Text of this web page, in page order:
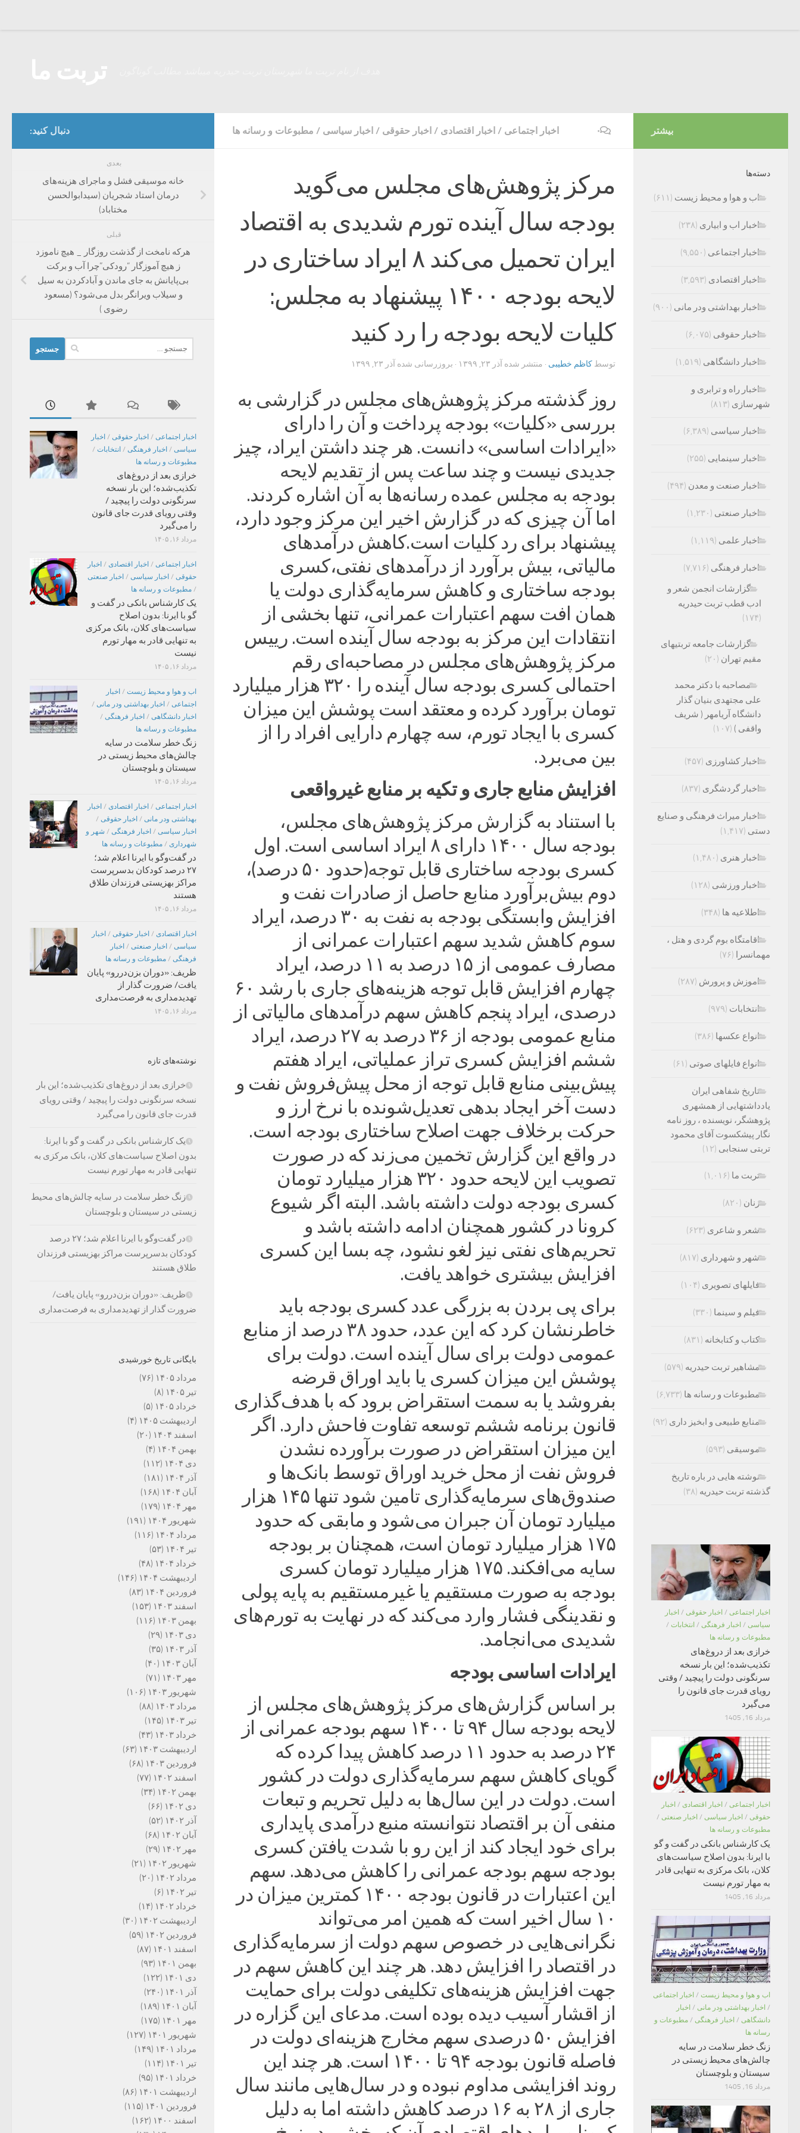
اخبار اجتماعی / اخبار اقتصادی / اخبار حقوقی / اخبار سیاسی / مطبوعات و رسانه ها ۰
مرکز پژوهش‌های مجلس می‌گوید
بودجه سال آینده تورم شدیدی به اقتصاد
ایران تحمیل می‌کند ۸ ایراد ساختاری در
لایحه بودجه ۱۴۰۰ پیشنهاد به مجلس:
کلیات لایحه بودجه را رد کنید
توسط کاظم خطیبی · منتشر شده آذر ۲۳, ۱۳۹۹ · بروزرسانی شده آذر ۲۳, ۱۳۹۹
روز گذشته مرکز پژوهش‌های مجلس در گزارشی به
بررسی «کلیات» بودجه پرداخت و آن را دارای
«ایرادات اساسی» دانست. هر چند داشتن ایراد، چیز
جدیدی نیست و چند ساعت پس از تقدیم لایحه
بودجه به مجلس عمده رسانه‌ها به آن اشاره کردند.
اما آن چیزی که در گزارش اخیر این مرکز وجود دارد،
پیشنهاد برای رد کلیات است.کاهش درآمدهای
مالیاتی، بیش برآورد از درآمدهای نفتی،کسری
بودجه ساختاری و کاهش سرمایه‌گذاری دولت یا
همان افت سهم اعتبارات عمرانی، تنها بخشی از
انتقادات این مرکز به بودجه سال آینده است. رییس
مرکز پژوهش‌های مجلس در مصاحبه‌ای رقم
احتمالی کسری بودجه سال آینده را ۳۲۰ هزار میلیارد
تومان برآورد کرده و معتقد است پوشش این میزان
کسری با ایجاد تورم، سه چهارم دارایی افراد را از
بین می‌برد.
افزایش منابع جاری و تکیه بر منابع غیرواقعی
با استناد به گزارش مرکز پژوهش‌های مجلس،
بودجه سال ۱۴۰۰ دارای ۸ ایراد اساسی است. اول
کسری بودجه ساختاری قابل توجه(حدود ۵۰ درصد)،
دوم بیش‌برآورد منابع حاصل از صادرات نفت و
افزایش وابستگی بودجه به نفت به ۳۰ درصد، ایراد
سوم کاهش شدید سهم اعتبارات عمرانی از
مصارف عمومی از ۱۵ درصد به ۱۱ درصد، ایراد
چهارم افزایش قابل توجه هزینه‌های جاری با رشد ۶۰
درصدی، ایراد پنجم کاهش سهم درآمدهای مالیاتی از
منابع عمومی بودجه از ۳۶ درصد به ۲۷ درصد، ایراد
ششم افزایش کسری تراز عملیاتی، ایراد هفتم
پیش‌بینی منابع قابل توجه از محل پیش‌فروش نفت و
دست آخر ایجاد بدهی تعدیل‌شونده با نرخ ارز و
حرکت برخلاف جهت اصلاح ساختاری بودجه است.
در واقع این گزارش تخمین می‌زند که در صورت
تصویب این لایحه حدود ۳۲۰ هزار میلیارد تومان
کسری بودجه دولت داشته باشد. البته اگر شیوع
کرونا در کشور همچنان ادامه داشته باشد و
تحریم‌های نفتی نیز لغو نشود، چه بسا این کسری
افزایش بیشتری خواهد یافت.
برای پی بردن به بزرگی عدد کسری بودجه باید
خاطرنشان کرد که این عدد، حدود ۳۸ درصد از منابع
عمومی دولت برای سال آینده است. دولت برای
پوشش این میزان کسری یا باید اوراق قرضه
بفروشد یا به سمت استقراض برود که با هدف‌گذاری
قانون برنامه ششم توسعه تفاوت فاحش دارد. اگر
این میزان استقراض در صورت برآورده نشدن
فروش نفت از محل خرید اوراق توسط بانک‌ها و
صندوق‌های سرمایه‌گذاری تامین شود تنها ۱۴۵ هزار
میلیارد تومان آن جبران می‌شود و مابقی که حدود
۱۷۵ هزار میلیارد تومان است، همچنان بر بودجه
سایه می‌افکند. ۱۷۵ هزار میلیارد تومان کسری
بودجه به صورت مستقیم یا غیرمستقیم به پایه پولی
و نقدینگی فشار وارد می‌کند که در نهایت به تورم‌های
شدیدی می‌انجامد.
ایرادات اساسی بودجه
بر اساس گزارش‌های مرکز پژوهش‌های مجلس از
لایحه بودجه سال ۹۴ تا ۱۴۰۰ سهم بودجه عمرانی از
۲۴ درصد به حدود ۱۱ درصد کاهش پیدا کرده که
گویای کاهش سهم سرمایه‌گذاری دولت در کشور
است. دولت در این سال‌ها به دلیل تحریم و تبعات
منفی آن بر اقتصاد نتوانسته منبع درآمدی پایداری
برای خود ایجاد کند از این رو با شدت یافتن کسری
بودجه سهم بودجه عمرانی را کاهش می‌دهد. سهم
این اعتبارات در قانون بودجه ۱۴۰۰ کمترین میزان در
۱۰ سال اخیر است که همین امر می‌تواند
نگرانی‌هایی در خصوص سهم دولت از سرمایه‌گذاری
در اقتصاد را افزایش دهد. هر چند این کاهش سهم در
جهت افزایش هزینه‌های تکلیفی دولت برای حمایت
از اقشار آسیب دیده بوده است. مدعای این گزاره در
افزایش ۵۰ درصدی سهم مخارج هزینه‌ای دولت در
فاصله قانون بودجه ۹۴ تا ۱۴۰۰ است. هر چند این
روند افزایشی مداوم نبوده و در سال‌هایی مانند سال
جاری از ۲۸ به ۱۶ درصد کاهش داشته اما به دلیل
دنبال کنید:
بعدی
خانه موسیقی فشل و ماجرای هزینه‌های
درمان استاد شجریان (سیدابوالحسن
مختاباد)
قبلی
هرکه نامخت از ‌‌گذشت روزگار _ هیچ ناموزد
ز هیچ آموزگار “رودکی”چرا آب و برکت
بی‌پایانش به جای ماندن و آبادکردن به سیل
و سیلاب ویرانگر بدل می‌شود؟ (مسعود
رضوی )
برای:
اخبار اجتماعی / اخبار حقوقی / اخبار
سیاسی / اخبار فرهنگی / انتخابات /
مطبوعات و رسانه ها
خرازی بعد از دروغ‌های
تکذیب‌شده؛ این بار نسخه
سرنگونی دولت را پیچید /
وقتی رویای قدرت جای قانون
را می‌گیرد
مرداد ۱۶, ۱۴۰۵
اخبار اجتماعی / اخبار اقتصادی / اخبار
حقوقی / اخبار سیاسی / اخبار صنعتی
/ مطبوعات و رسانه ها
یک کارشناس بانکی در گفت و
گو با ایرنا: بدون اصلاح
سیاست‌های کلان، بانک مرکزی
به تنهایی قادر به مهار تورم
نیست
مرداد ۱۶, ۱۴۰۵
اب و هوا و محیط زیست / اخبار
اجتماعی / اخبار بهداشتی ودر مانی /
اخبار دانشگاهی / اخبار فرهنگی /
مطبوعات و رسانه ها
زنگ خطر سلامت در سایه
چالش‌های محیط زیستی در
سیستان و بلوچستان
مرداد ۱۶, ۱۴۰۵
اخبار اجتماعی / اخبار اقتصادی / اخبار
بهداشتی ودر مانی / اخبار حقوقی /
اخبار سیاسی / اخبار فرهنگی / شهر و
شهرداری / مطبوعات و رسانه ها
در گفت‌وگو با ایرنا اعلام شد؛
۲۷ درصد کودکان بدسرپرست
مراکز بهزیستی فرزندان طلاق
هستند
مرداد ۱۶, ۱۴۰۵
اخبار اقتصادی / اخبار حقوقی / اخبار
سیاسی / اخبار صنعتی / اخبار
فرهنگی / مطبوعات و رسانه ها
ظریف: «دوران بزن‌دررو» پایان
یافت/ ضرورت گذار از
تهدیدمداری به فرصت‌مداری
مرداد ۱۶, ۱۴۰۵
نوشته‌های تازه
خرازی بعد از دروغ‌های تکذیب‌شده؛ این بار
نسخه سرنگونی دولت را پیچید / وقتی رویای
قدرت جای قانون را می‌گیرد
یک کارشناس بانکی در گفت و گو با ایرنا:
بدون اصلاح سیاست‌های کلان، بانک مرکزی به
تنهایی قادر به مهار تورم نیست
زنگ خطر سلامت در سایه چالش‌های محیط
زیستی در سیستان و بلوچستان
در گفت‌وگو با ایرنا اعلام شد؛ ۲۷ درصد
کودکان بدسرپرست مراکز بهزیستی فرزندان
طلاق هستند
ظریف: «دوران بزن‌دررو» پایان یافت/
ضرورت گذار از تهدیدمداری به فرصت‌مداری
بایگانی تاریخ خورشیدی
مرداد ۱۴۰۵
(۷۶)
تیر ۱۴۰۵
(۸)
خرداد ۱۴۰۵
(۵)
اردیبهشت ۱۴۰۵
(۴)
اسفند ۱۴۰۴
(۲۰)
بهمن ۱۴۰۴
(۴)
دی ۱۴۰۴
(۱۱۲)
آذر ۱۴۰۴
(۱۸۱)
آبان ۱۴۰۴
(۱۶۸)
مهر ۱۴۰۴
(۱۷۹)
شهریور ۱۴۰۴
(۱۹۱)
مرداد ۱۴۰۴
(۱۱۶)
تیر ۱۴۰۴
(۵۳)
خرداد ۱۴۰۴
(۴۸)
اردیبهشت ۱۴۰۴
(۱۴۶)
فروردین ۱۴۰۴
(۸۳)
اسفند ۱۴۰۳
(۱۵۳)
بهمن ۱۴۰۳
(۱۱۶)
دی ۱۴۰۳
(۲۹)
آذر ۱۴۰۳
(۳۵)
آبان ۱۴۰۳
(۴۰)
مهر ۱۴۰۳
(۷۱)
شهریور ۱۴۰۳
(۱۰۶)
مرداد ۱۴۰۳
(۸۸)
تیر ۱۴۰۳
(۱۴۵)
خرداد ۱۴۰۳
(۴۳)
اردیبهشت ۱۴۰۳
(۶۳)
فروردین ۱۴۰۳
(۶۸)
اسفند ۱۴۰۲
(۷۷)
بهمن ۱۴۰۲
(۳۴)
دی ۱۴۰۲
(۶۶)
آذر ۱۴۰۲
(۵۲)
آبان ۱۴۰۲
(۶۸)
مهر ۱۴۰۲
(۲۹)
شهریور ۱۴۰۲
(۲۱)
مرداد ۱۴۰۲
(۲۰)
تیر ۱۴۰۲
(۶)
خرداد ۱۴۰۲
(۱۴)
اردیبهشت ۱۴۰۲
(۳۰)
فروردین ۱۴۰۲
(۵۹)
اسفند ۱۴۰۱
(۸۷)
بهمن ۱۴۰۱
(۹۳)
دی ۱۴۰۱
(۱۲۲)
آذر ۱۴۰۱
(۲۴۰)
آبان ۱۴۰۱
(۱۸۹)
مهر ۱۴۰۱
(۱۷۵)
شهریور ۱۴۰۱
(۱۲۷)
مرداد ۱۴۰۱
(۱۴۹)
تیر ۱۴۰۱
(۱۱۴)
خرداد ۱۴۰۱
(۹۵)
اردیبهشت ۱۴۰۱
(۸۶)
فروردین ۱۴۰۱
(۱۱۵)
اسفند ۱۴۰۰
(۱۶۲)
بیشتر
دسته‌ها
اب و هوا و محیط زیست (۶۱۱)
اخبار اب و ابیاری (۲۳۸)
اخبار اجتماعی (۹,۵۵۰)
اخبار اقتصادی (۳,۵۹۳)
اخبار بهداشتی ودر مانی (۹۰۰)
اخبار حقوقی (۶,۰۷۵)
اخبار دانشگاهی (۱,۵۱۹)
اخبار راه و ترابری و
شهرسازی (۸۱۳)
اخبار سیاسی (۶,۳۸۹)
اخبار سینمایی (۲۵۵)
اخبار صنعت و معدن (۴۹۴)
اخبار صنعتی (۱,۲۳۰)
اخبار علمی (۱,۱۱۹)
اخبار فرهنگی (۷,۷۱۶)
گزارشات انجمن شعر و
ادب قطب تربت حیدریه
(۱۷۴)
گزارشات جامعه تربتیهای
مقیم تهران (۲۰)
مصاحبه با دکتر محمد
علی مجتهدی بنیان گذار
دانشگاه آریامهر ( شریف
واقفی ) (۱۰۷)
اخبار کشاورزی (۴۵۷)
اخبار گردشگری (۸۳۷)
اخبار میراث فرهنگی و صنایع
دستی (۱,۴۱۷)
اخبار هنری (۱,۴۸۰)
اخبار ورزشی (۱۲۸)
اطلاعیه ها (۳۴۸)
اقامتگاه بوم گردی و هتل ،
مهمانسرا (۷۶)
اموزش و پرورش (۲۸۷)
انتخابات (۹۷۹)
انواع عکسها (۳۸۶)
انواع فایلهای صوتی (۶۱)
تاریخ شفاهی ایران
یادداشتهایی از همشهری
پژوهشگر، نویسنده ، روز نامه
نگار پیشکسوت آقای محمود
تربتی سنجابی (۱۲)
تربت ما (۱,۰۱۶)
زنان (۸۲۰)
شعر و شاعری (۶۲۳)
شهر و شهرداری (۸۱۷)
فایلهای تصویری (۱۰۴)
فیلم و سینما (۳۳۰)
کتاب و کتابخانه (۸۳۱)
مشاهیر تربت حیدریه (۵۷۹)
مطبوعات و رسانه ها (۶,۷۳۳)
منابع طبیعی و ابخیز داری (۹۲)
موسیقی (۵۹۳)
نوشته هایی در باره تاریخ
گذشته تربت حیدریه (۳۸)
اخبار اجتماعی / اخبار حقوقی / اخبار
سیاسی / اخبار فرهنگی / انتخابات /
مطبوعات و رسانه ها
خرازی بعد از دروغ‌های
تکذیب‌شده؛ این بار نسخه
سرنگونی دولت را پیچید / وقتی
رویای قدرت جای قانون را
می‌گیرد
مرداد 16, 1405
اخبار اجتماعی / اخبار اقتصادی / اخبار
حقوقی / اخبار سیاسی / اخبار صنعتی /
مطبوعات و رسانه ها
یک کارشناس بانکی در گفت و گو
با ایرنا: بدون اصلاح سیاست‌های
کلان، بانک مرکزی به تنهایی قادر
به مهار تورم نیست
مرداد 16, 1405
اب و هوا و محیط زیست / اخبار اجتماعی
/ اخبار بهداشتی ودر مانی / اخبار
دانشگاهی / اخبار فرهنگی / مطبوعات و
رسانه ها
زنگ خطر سلامت در سایه
چالش‌های محیط زیستی در
سیستان و بلوچستان
مرداد 16, 1405